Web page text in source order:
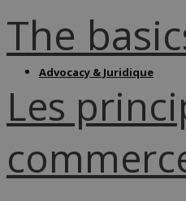
Advocacy & Juridique
The
Les